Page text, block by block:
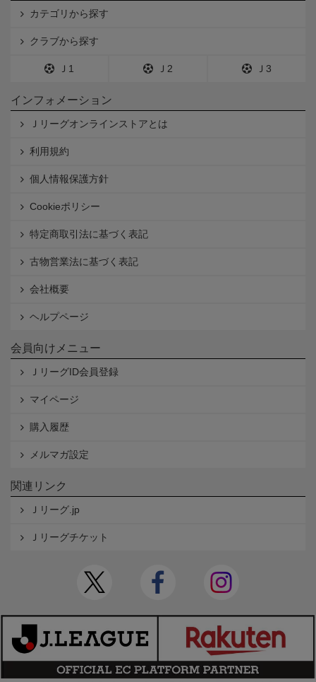
カテゴリから探す
クラブから探す
Ｊ1 Ｊ2 Ｊ3
インフォメーション
Ｊリーグオンラインストアとは
利用規約
個人情報保護方針
Cookieポリシー
特定商取引法に基づく表記
古物営業法に基づく表記
会社概要
ヘルプページ
会員向けメニュー
ＪリーグID会員登録
マイページ
購入履歴
メルマガ設定
関連リンク
Ｊリーグ.jp
Ｊリーグチケット